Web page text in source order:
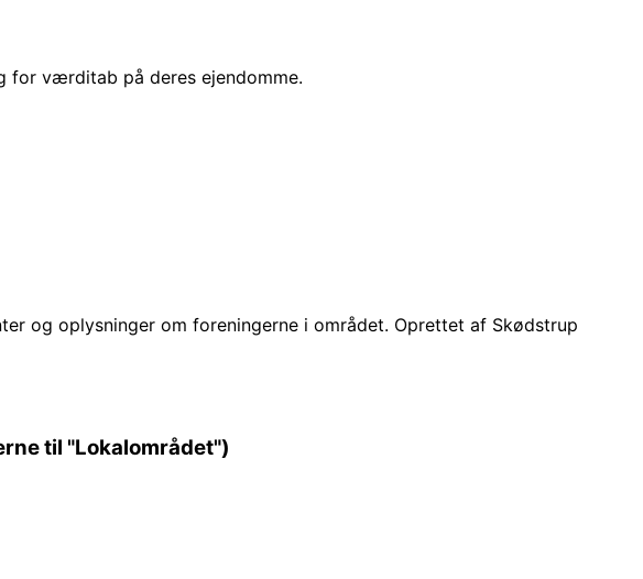
for værditab på deres ejendomme.
og oplysninger om foreningerne i området. Oprettet af Skødstrup
til "Lokalområdet")